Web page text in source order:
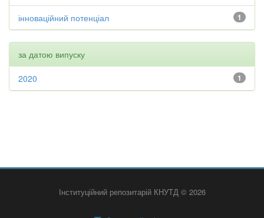
1
інноваційний потенціал
за датою випуску
1
2020
Інституційний репозитарій КНУТД © 2026